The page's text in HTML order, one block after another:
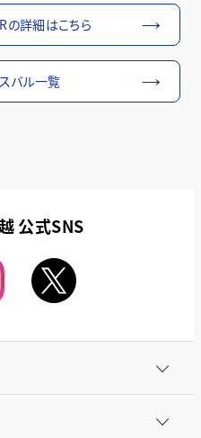
の詳細はこちら
バル一覧
公式SNS